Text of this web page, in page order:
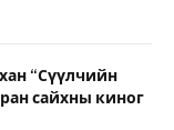
“Сүүлчийн
сайхны киног